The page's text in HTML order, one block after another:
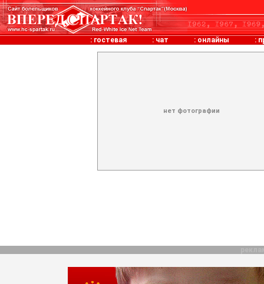
: гостевая : чат : онлайны :
нет фотографии